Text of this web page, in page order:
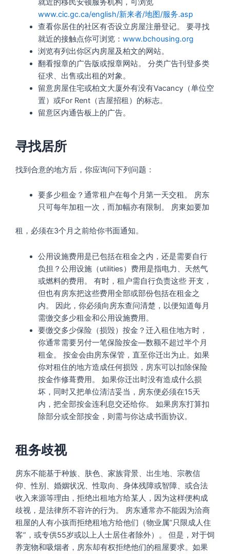
就近的移民安顿服务机构，可浏览
www.cic.gc.ca/english/新来者/地图/服务.asp
查看你居住的社区有否设立房屋注册登记。 要寻找
就近的接触点你可浏览： www.bchousing.org
浏览有列出你区内房屋及柏文的网站。
翻看报章的广告版或报章网站。 分类广告刊登多类
征求、出售或出租的对象。
留意房屋住宅或柏文大厦外有没有Vacancy（单位空
置）或For Rent（吉屋招租）的标志。
留意区内通告板上的广告。
寻找居所
找到合意的地方后，你应询问下列问题：
要多少租金？通常租户在每个月第一天交租。 房东
只可每年加租一次，而加幅亦有限制。 房東如要加
租，必须在3个月之前给你书面通知。
公用设施费用是已包括在租金之内，还是需要自行
负担？公用设施（utilities）费用是指电力、天然气
或燃料的费用。 有时，租户需自行负责这些 开支，
但也有房东把这些费用全部或部份包括在租金之
内。 因此，你必须向房东查问清楚，以便知道每月
需缴交多少租金和公用设施费用。
要缴交多少保险（损毁）按金？迁入租住地方时，
你通常需要另付一笔保险按金—数额不超过半个月
租金。 按金会由房东保管，直至你迁出为止。如果
你对租住的地方造成任何损毁，房东可以扣除保险
按金作修葺费用。 如果你迁出时没有造成什么损
坏，同时又把单位清洁妥当，房东便必须在15天
内，把全部按金连利息交还给你。 如果房东打算扣
除部分或全部按金，则需与你达成书面协议。
租务歧视
房东不能基于种族、肤色、家族背景、出生地、宗教信
仰、性别、婚姻状况、性取向、身体残障或智障、或合法
收入来源等理由，拒绝出租地方给某人，因为这样便构成
歧视，是法律所不容许的行为。 房东通常亦不能因为洽商
租屋的人有小孩而拒绝租地方给他们（物业属”只限成人住
客”，或专供55岁或以上人士居住者除外）。 但是，对于饲
养宠物和吸烟者，房东却有权拒绝他们的租屋要求。如果